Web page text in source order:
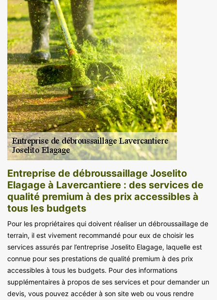
Entreprise de débroussaillage Joselito
Elagage à Lavercantiere : des services de
qualité premium à des prix accessibles à
tous les budgets
Pour les propriétaires qui doivent réaliser un débroussaillage de
terrain, il est vivement recommandé pour eux de choisir les
services assurés par l’entreprise Joselito Elagage, laquelle est
connue pour ses prestations de qualité premium à des prix
accessibles à tous les budgets. Pour des informations
supplémentaires à propos de ses services et pour demander un
devis, vous pouvez accéder à son site web ou vous rendre